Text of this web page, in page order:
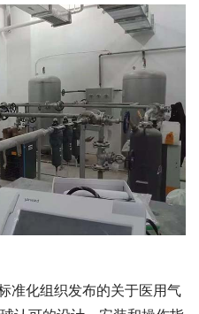
准化组织发布的关于医用气